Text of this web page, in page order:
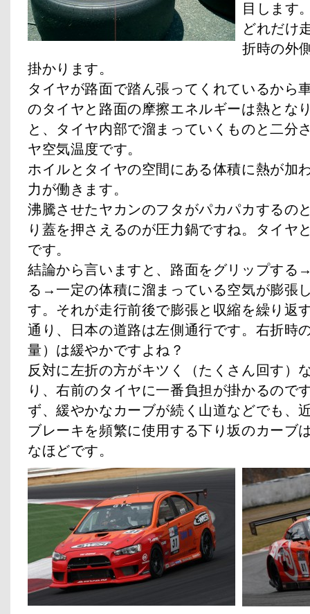
目します
どれだけ
折時の外
掛かります。
タイヤが路面で踏ん張ってくれているから
のタイヤと路面の摩擦エネルギーは熱とな
と、タイヤ内部で溜まっていくものと二分
ヤ空気温度です。
ホイルとタイヤの空間にある体積に熱が加
力が働きます。
沸騰させたヤカンのフタがパカパカするの
り蓋を押さえるのが圧力鍋ですね。タイヤ
です。
結論から言いますと、路面をグリップする
る→一定の体積に溜まっている空気が膨張
す。それが走行前後で膨張と収縮を繰り返
通り、日本の道路は左側通行です。右折時
量）は緩やかですよね？
反対に左折の方がキツく（たくさん回す）
り、右前のタイヤに一番負担が掛かるので
ず、緩やかなカーブが続く山道などでも、
ブレーキを頻繁に使用する下り坂のカーブ
なほどです。